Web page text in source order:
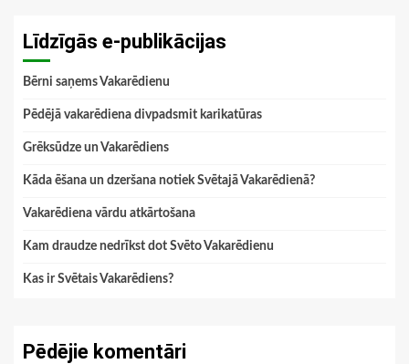
Līdzīgās e-publikācijas
Bērni saņems Vakarēdienu
Pēdējā vakarēdiena divpadsmit karikatūras
Grēksūdze un Vakarēdiens
Kāda ēšana un dzeršana notiek Svētajā Vakarēdienā?
Vakarēdiena vārdu atkārtošana
Kam draudze nedrīkst dot Svēto Vakarēdienu
Kas ir Svētais Vakarēdiens?
Pēdējie komentāri